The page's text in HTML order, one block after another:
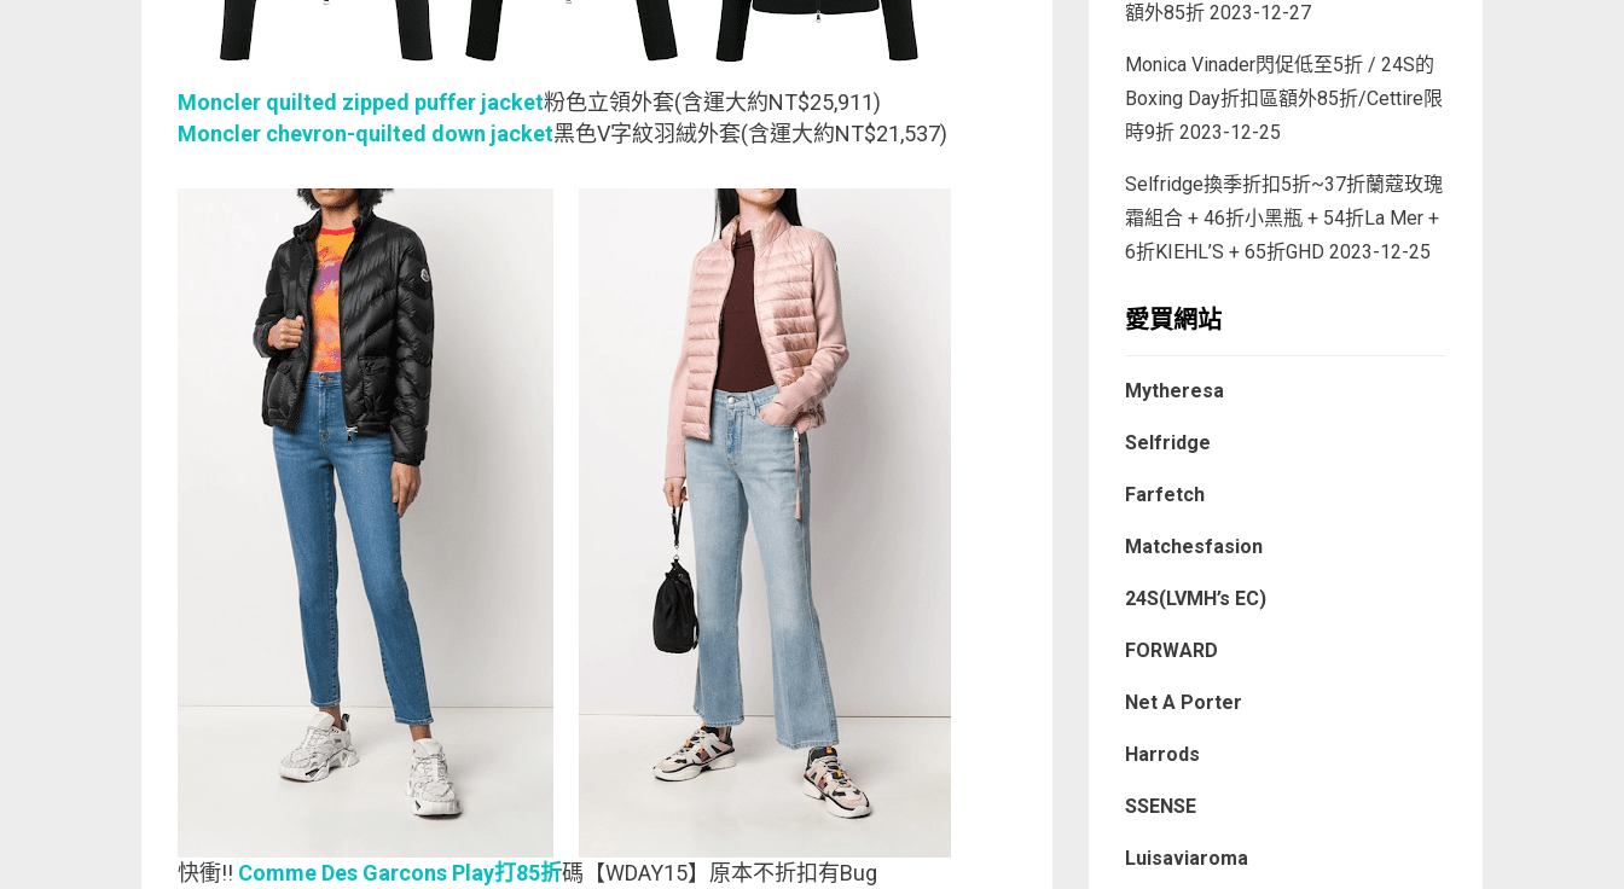
Moncler quilted zipped puffer jacket粉色立領外套(含運大約NT$25,911)
Moncler chevron-quilted down jacket黑色V字紋羽絨外套(含運大約NT$21,537)
快衝!! Comme Des Garcons Play打85折碼【WDAY15】原本不折扣有Bug
額外85折 2023-12-27
Monica Vinader閃促低至5折 / 24S的
Boxing Day折扣區額外85折/Cettire限
時9折 2023-12-25
Selfridge換季折扣5折~37折蘭蔻玫瑰
霜組合 + 46折小黑瓶 + 54折La Mer +
6折KIEHL’S + 65折GHD 2023-12-25
愛買網站
Mytheresa
Selfridge
Farfetch
Matchesfasion
24S(LVMH’s EC)
FORWARD
Net A Porter
Harrods
SSENSE
Luisaviaroma